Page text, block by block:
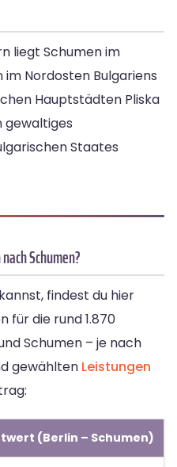
liegt Schumen im
Nordosten Bulgariens
Hauptstädten Pliska
gewaltiges
Staates
Schumen?
findest du hier
für die rund 1.870
Schumen – je nach
gewählten Leistungen
(Berlin – Schumen)